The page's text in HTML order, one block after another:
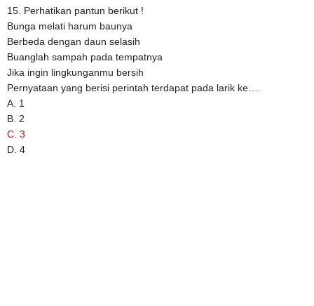
15. Perhatikan pantun berikut !
Bunga melati harum baunya
Berbeda dengan daun selasih
Buanglah sampah pada tempatnya
Jika ingin lingkunganmu bersih
Pernyataan yang berisi perintah terdapat pada larik ke….
A. 1
B. 2
C. 3
D. 4